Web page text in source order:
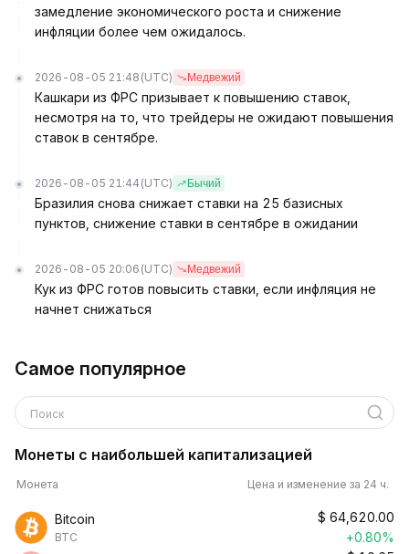
замедление экономического роста и снижение
инфляции более чем ожидалось.
2026-08-05 21:48 (UTC) Медвежий
Кашкари из ФРС призывает к повышению ставок,
несмотря на то, что трейдеры не ожидают повышения
ставок в сентябре.
2026-08-05 21:44 (UTC) Бычий
Бразилия снова снижает ставки на 25 базисных
пунктов, снижение ставки в сентябре в ожидании
2026-08-05 20:06 (UTC) Медвежий
Кук из ФРС готов повысить ставки, если инфляция не
начнет снижаться
Самое популярное
Поиск
Монеты с наибольшей капитализацией
Монета Цена и изменение за 24 ч.
Bitcoin
BTC
$ 64,620.00
+0.80%